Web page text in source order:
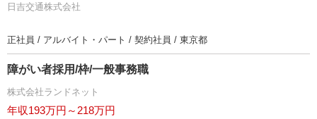
日吉交通株式会社
正社員 / アルバイト・パート / 契約社員 / 東京都
障がい者採用/枠/一般事務職
株式会社ランドネット
年収193万円～218万円